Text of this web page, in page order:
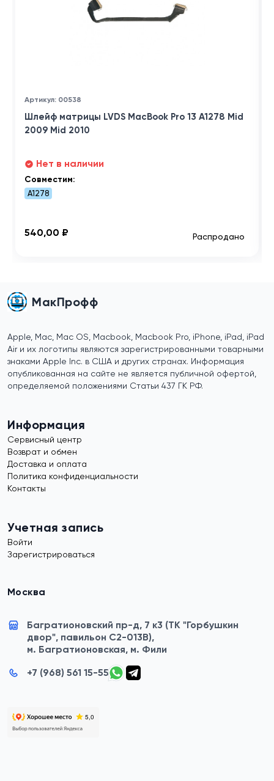
Артикул: 00538
Шлейф матрицы LVDS MacBook Pro 13 A1278 Mid
2009 Mid 2010
Нет в наличии
Совместим:
A1278
540,00 ₽ Распродано
МакПрофф
Apple, Mac, Mac OS, Macbook, Macbook Pro, iPhone, iPad, iPad
Air и их логотипы являются зарегистрированными товарными
знаками Apple Inc. в США и других странах. Информация
опубликованная на сайте не является публичной офертой,
определяемой положениями Статьи 437 ГК РФ.
Информация
Сервисный центр
Возврат и обмен
Доставка и оплата
Политика конфиденциальности
Контакты
Учетная запись
Войти
Зарегистрироваться
Москва
Багратионовский пр-д, 7 к3 (ТК "Горбушкин
двор", павильон C2-013B),
м. Багратионовская, м. Фили
+7 (968) 561 15-55